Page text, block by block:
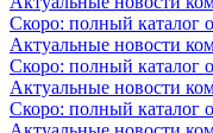
Скоро: полный каталог
Актуальные новости
Скоро: полный каталог
Актуальные новости
Скоро: полный каталог